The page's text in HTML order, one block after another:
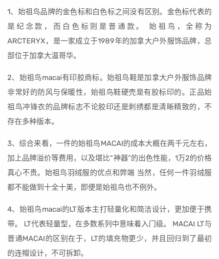
1、始祖鸟品牌的金色标和白色标之间没有区别。金色标代表的
是纪念款，而白色标则是普通款。 始祖鸟，全称为
ARCTERYX，是一家成立于1989年的加拿大户外服饰品牌，总
部位于加拿大温哥华。
2、始祖鸟macai有印胶商标。始祖鸟鞋是加拿大户外服饰品牌
非常好的防风与保暖性，始祖鸟鞋硬壳是有胶标印的。正品始
祖鸟冲锋衣的品牌标志不论胶印还是刺绣都是清晰精致的，不
存在多种版本。
3、综合来看，一件的始祖鸟MACAI的成本大概在两千元左右，
加上品牌溢价等费用，以及堪比“神器”的出色性能，1万2的价格
真心不贵。始祖鸟羽绒服的优点和弊端 当然，任何一件羽绒服
都不能做到十全十美，即便是始祖鸟也不例外。
4、始祖鸟macai的LT版本主打轻量化和简洁设计，更加便于携
带。 LT代表轻量型，在多数系列中意味着入门级。 MACAI LT与
普通MACAI的区别在于，LT的填充物更少，并且回归到了最初
的连帽设计，不可拆卸。